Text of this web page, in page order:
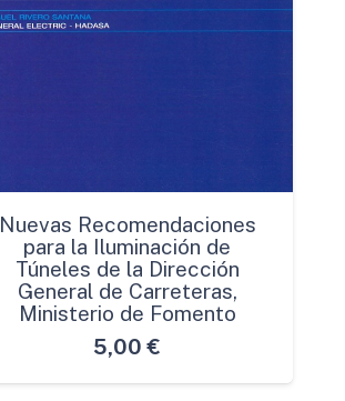
Nuevas Recomendaciones
para la Iluminación de
Túneles de la Dirección
General de Carreteras,
Ministerio de Fomento
5,00 €